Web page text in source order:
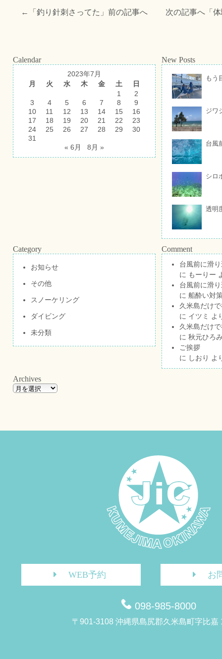
←「 釣り針刺さってた 」前の記事へ 次の記事へ「
Calendar
2023年7月
月
火 水 木 金 土
日
1
2
3
4 5 6 7 8
9
10
11 12 13 14 15
16
17
18 19 20 21 22
23
24
25 26 27 28 29
30
31
« 6月
8月 »
New Posts
もう
ジワ
台風
シロ
透明
Category
お知らせ
その他
スノーケリング
ダイビング
未分類
Comment
台風前に滑
に もーりー
台風前に滑
に 船酔い対
久米島だけ
に イツミ
よ
久米島だけ
に 秋元ひろ
ご挨拶
に しおり よ
Archives
WEB予約 お
098-985-8000
〒901-3108 沖縄県島尻郡久米島町字比嘉